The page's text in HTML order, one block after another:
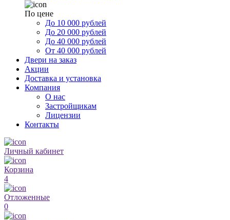
По цене
До 10 000 рублей
До 20 000 рублей
До 40 000 рублей
От 40 000 рублей
Двери на заказ
Акции
Доставка и установка
Компания
О нас
Застройщикам
Лицензии
Контакты
Личный кабинет
Корзина
4
Отложенные
0